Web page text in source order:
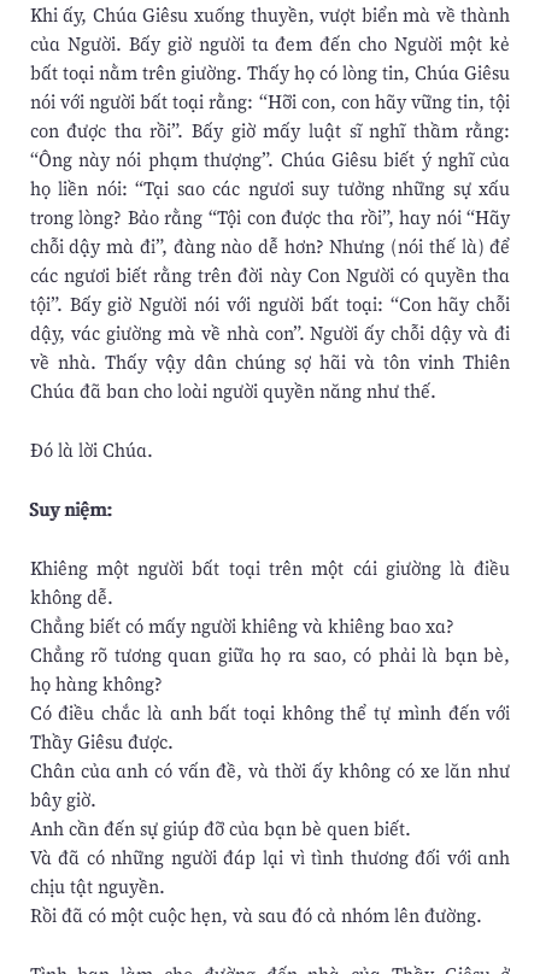
Khi ấy, Chúa Giêsu xuống thuyền, vượt biển mà về thành
của Người. Bấy giờ người ta đem đến cho Người một kẻ
bất toại nằm trên giường. Thấy họ có lòng tin, Chúa Giêsu
nói với người bất toại rằng: “Hỡi con, con hãy vững tin, tội
con được tha rồi”. Bấy giờ mấy luật sĩ nghĩ thầm rằng:
“Ông này nói phạm thượng”. Chúa Giêsu biết ý nghĩ của
họ liền nói: “Tại sao các ngươi suy tưởng những sự xấu
trong lòng? Bảo rằng “Tội con được tha rồi”, hay nói “Hãy
chỗi dậy mà đi”, đàng nào dễ hơn? Nhưng (nói thế là) để
các ngươi biết rằng trên đời này Con Người có quyền tha
tội”. Bấy giờ Người nói với người bất toại: “Con hãy chỗi
dậy, vác giường mà về nhà con”. Người ấy chỗi dậy và đi
về nhà. Thấy vậy dân chúng sợ hãi và tôn vinh Thiên
Chúa đã ban cho loài người quyền năng như thế.
Ðó là lời Chúa.
Suy niệm:
Khiêng một người bất toại trên một cái giường là điều
không dễ.
Chẳng biết có mấy người khiêng và khiêng bao xa?
Chẳng rõ tương quan giữa họ ra sao, có phải là bạn bè,
họ hàng không?
Có điều chắc là anh bất toại không thể tự mình đến với
Thầy Giêsu được.
Chân của anh có vấn đề, và thời ấy không có xe lăn như
bây giờ.
Anh cần đến sự giúp đỡ của bạn bè quen biết.
Và đã có những người đáp lại vì tình thương đối với anh
chịu tật nguyền.
Rồi đã có một cuộc hẹn, và sau đó cả nhóm lên đường.